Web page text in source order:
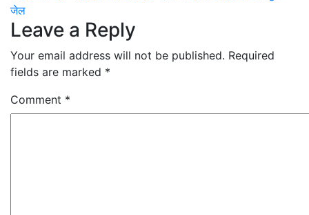
navigation
जेल
Leave a Reply
Your email address will not be published. Required
fields are marked *
Comment *